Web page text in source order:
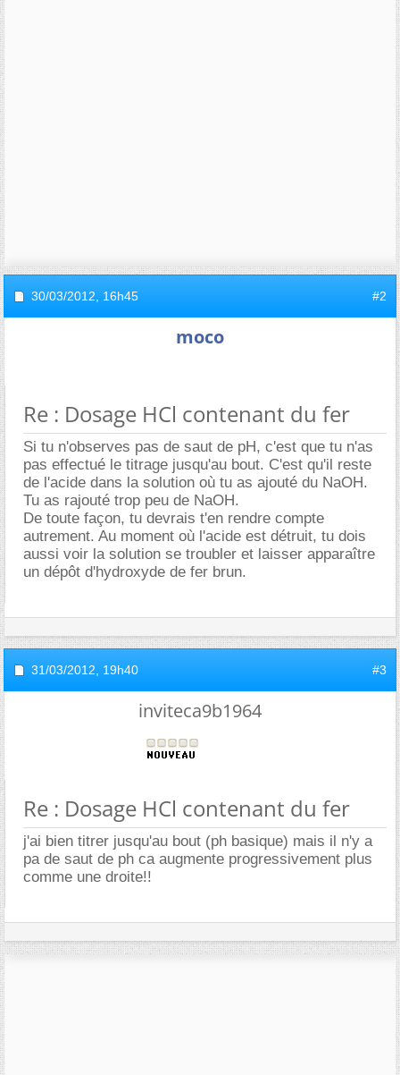
30/03/2012, 16h45 #2
moco
Re : Dosage HCl contenant du fer
Si tu n'observes pas de saut de pH, c'est que tu n'as
pas effectué le titrage jusqu'au bout. C'est qu'il reste
de l'acide dans la solution où tu as ajouté du NaOH.
Tu as rajouté trop peu de NaOH.
De toute façon, tu devrais t'en rendre compte
autrement. Au moment où l'acide est détruit, tu dois
aussi voir la solution se troubler et laisser apparaître
un dépôt d'hydroxyde de fer brun.
31/03/2012, 19h40 #3
inviteca9b1964
Re : Dosage HCl contenant du fer
j'ai bien titrer jusqu'au bout (ph basique) mais il n'y a
pa de saut de ph ca augmente progressivement plus
comme une droite!!